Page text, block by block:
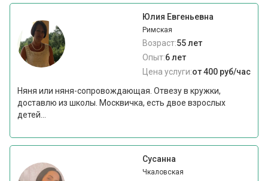
Юлия Евгеньевна
Римская
Возраст:55 лет
Опыт:6 лет
Цена услуги:от 400 руб/час
Няня или няня-сопровождающая. Отвезу в кружки,
доставлю из школы. Москвичка, есть двое взрослых
детей...
Сусанна
Чкаловская